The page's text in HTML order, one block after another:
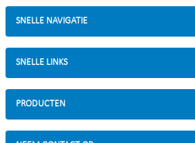
SNELLE NAVIGATIE
SNELLE LINKS
PRODUCTEN